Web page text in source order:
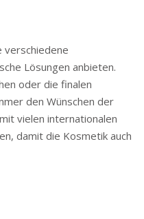
verschiedene
Lösungen anbieten.
oder die finalen
den Wünschen der
vielen internationalen
damit die Kosmetik auch